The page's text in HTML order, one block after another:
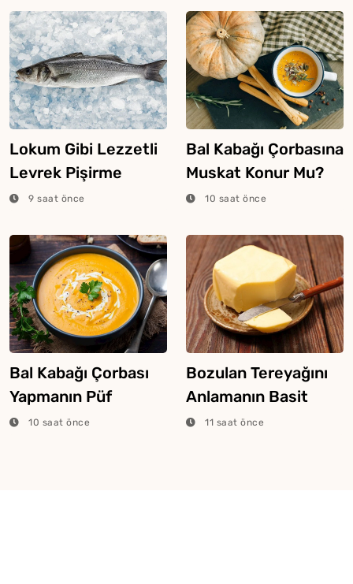
Lokum Gibi Lezzetli
Levrek Pişirme
Tüyosu
9 saat önce
Bal Kabağı Çorbasına
Muskat Konur Mu?
10 saat önce
Bal Kabağı Çorbası
Yapmanın Püf
Noktaları
10 saat önce
Bozulan Tereyağını
Anlamanın Basit
Yolları
11 saat önce